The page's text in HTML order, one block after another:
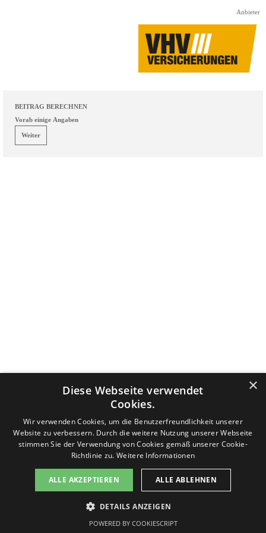
Anbieter
BEITRAG BERECHNEN
Vorab einige Angaben
v-f-d.com ist ein Angebot von
Zurück zum Seiteninhalt
×
Diese Webseite verwendet
Cookies.
Wir verwenden Cookies, um die Benutzerfreundlichkeit unserer
Website zu verbessern. Durch die weitere Nutzung unserer Webseite
stimmen Sie der Verwendung von Cookies gemäß unserer Cookie-
Richtlinie zu.Weitere Informationen
ALLE AKZEPTIEREN ALLE ABLEHNEN
DETAILS ANZEIGEN
POWERED BY COOKIESCRIPT
Es werden keine persönlichen Daten gespeichert, sondern nur technische, die für die Website benötigt werden.
Sollten Sie damit nicht einverstanden sein, drücken Sie bitte nicht den Button "Einverstanden". Sie können die
zur Verfügung:
Google Browser-Add-on Informationen zum Datenschutz Einverstanden